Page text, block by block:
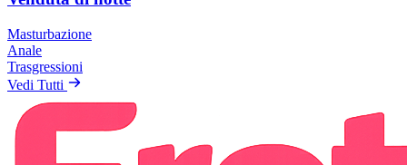
Masturbazione
Anale
Trasgressioni
Vedi Tutti